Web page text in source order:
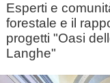
Esperti e
forestale e il
progetti "Oasi
Langhe"